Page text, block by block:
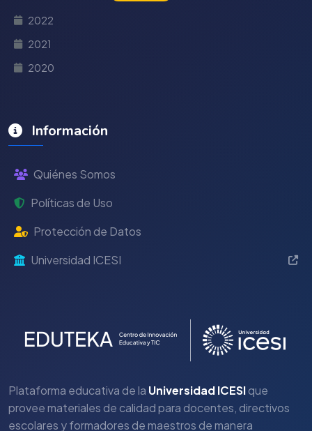
2022
2021
2020
Información
Quiénes Somos
Políticas de Uso
Protección de Datos
Universidad ICESI
Plataforma educativa de la Universidad ICESIque
provee materiales de calidad para docentes, directivos
escolares y formadores de maestros de manera